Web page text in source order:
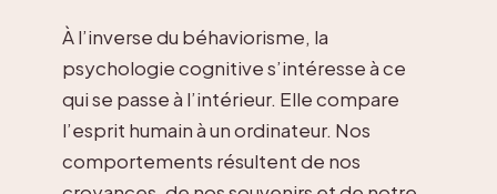
À l’inverse du béhaviorisme, la
psychologie cognitive s’intéresse à ce
qui se passe à l’intérieur. Elle compare
l’esprit humain à un ordinateur. Nos
comportements résultent de nos